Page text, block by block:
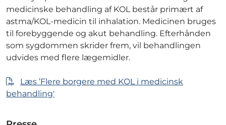
medicinske behandling af KOL består primært af
astma/KOL-medicin til inhalation. Medicinen bruges
til forebyggende og akut behandling. Efterhånden
som sygdommen skrider frem, vil behandlingen
udvides med flere lægemidler.
Læs ’Flere borgere med KOL i medicinsk
behandling'